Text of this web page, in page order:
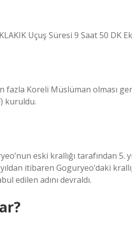
Uçuş Süresi 9 Saat 50 DK
fazla Koreli Müslüman olması
kuruldu.
eski krallığı tarafından 5.
itibaren Goguryeo’daki
edilen adını devraldı.